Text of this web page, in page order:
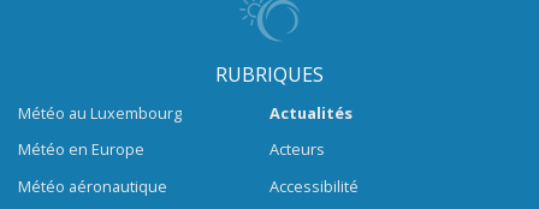
RUBRIQUES
Météo au Luxembourg
Météo en Europe
Météo aéronautique
Actualités
Acteurs
Accessibilité